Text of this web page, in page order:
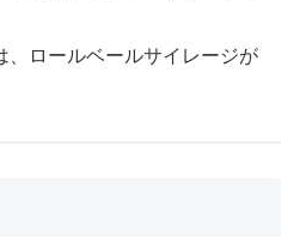
、ロールベールサイレージが